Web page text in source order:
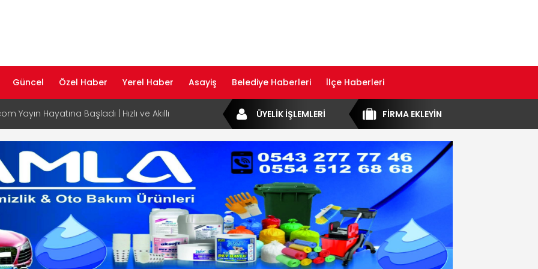
Güncel Özel Haber Yerel Haber Asayiş Belediye Haberleri İlçe Haberleri
Yayın Hayatına Başladı | Hızlı ve Akıllı
Dijital Devrim: Rota Sepetim
Bölge Müdürü Makam Koltuğunu
Rehberi ile Google ve Yapay Zeka
Öne Çıkın
Rehberi Hizmete Girdi
FİRMA EKLEYİN
ÜYELİK İŞLEMLERİ